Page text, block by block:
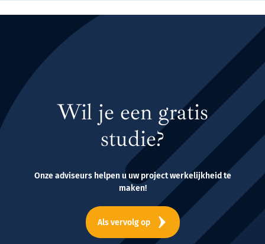
Wil je een gratis
studie?
Onze adviseurs helpen u uw project werkelijkheid te
maken!
Als vervolg op